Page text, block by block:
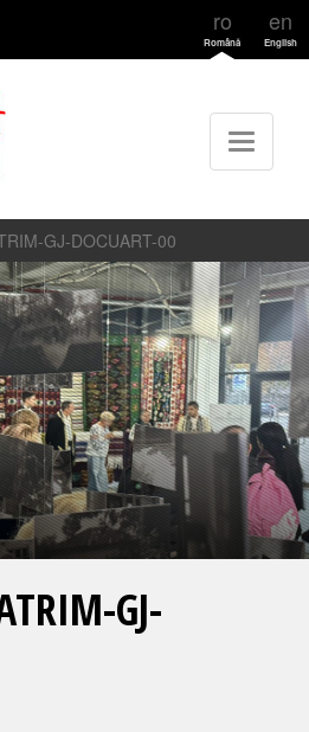
ro
Română
en
English
GJ-DOCUART-00
GJ-